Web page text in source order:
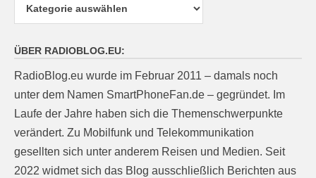
ÜBER RADIOBLOG.EU:
RadioBlog.eu wurde im Februar 2011 – damals noch
unter dem Namen SmartPhoneFan.de – gegründet. Im
Laufe der Jahre haben sich die Themenschwerpunkte
verändert. Zu Mobilfunk und Telekommunikation
gesellten sich unter anderem Reisen und Medien. Seit
2022 widmet sich das Blog ausschließlich Berichten aus